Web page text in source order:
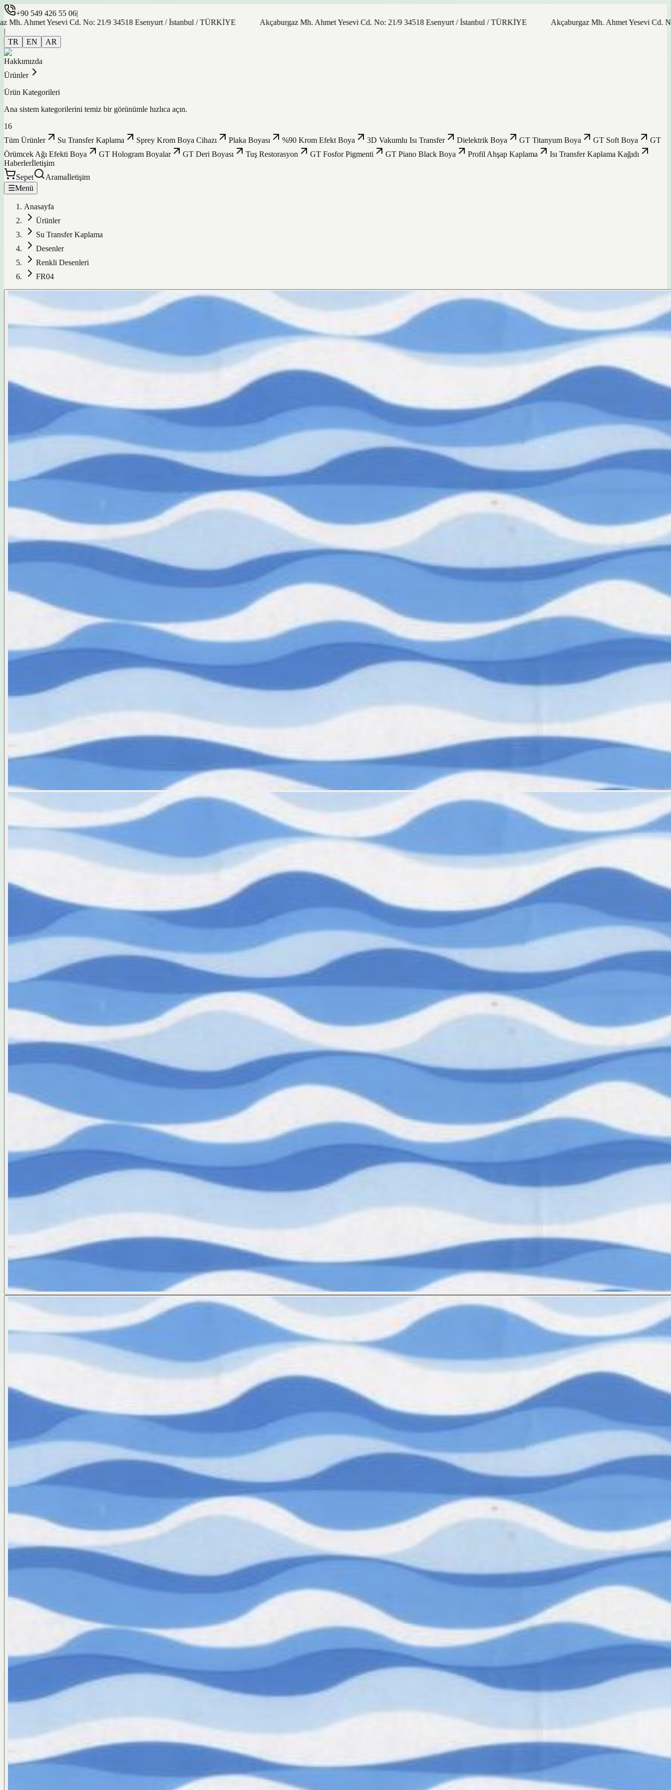
+90 549 426 55 06|
Yesevi Cd. No: 21/9 34518 Esenyurt / İstanbul / TÜRKİYE
Akçaburgaz Mh. Ahmet Yesevi Cd. No: 21/9 34518 Esenyurt / İstanbul / TÜRKİYE
Akçaburgaz Mh. Ahmet Yesevi Cd. No: 21/
|
TR
EN AR
Hakkımızda
Ürünler
Ürün Kategorileri
Ana sistem kategorilerini temiz bir görünümle hızlıca açın.
16
Tüm Ürünler
Su Transfer Kaplama Sprey Krom Boya Cihazı Plaka Boyası %90 Krom Efekt Boya 3D Vakumlu Isı Transfer Dielektrik Boya GT Titanyum Boya GT Soft Boya
GT
Örümcek Ağı Efekti Boya
GT Hologram Boyalar GT Deri Boyası Tuş Restorasyon GT Fosfor Pigmenti GT Piano Black Boya Profil Ahşap Kaplama
Isı Transfer Kaplama Kağıdı
Haberlerİletişim
Sepet
Aramaİletişim
☰Menü
Anasayfa
Ürünler
Su Transfer Kaplama
Desenler
Renkli Desenleri
FR04